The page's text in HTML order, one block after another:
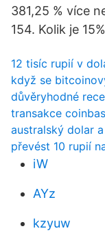
381,25 % více
154. Kolik je
12 tisíc rupií v
když se
důvěryhodné
transakce
australský dolar
převést 10 rupií
iW
AYz
kzyuw